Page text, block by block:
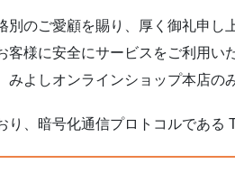
別のご愛顧を賜り、厚く御礼申し
客様に安全にサービスをご利用い
みよしオンラインショップ本店の
り、暗号化通信プロトコルである